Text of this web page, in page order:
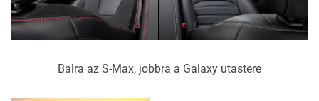
Balra az S-Max, jobbra a Galaxy utastere